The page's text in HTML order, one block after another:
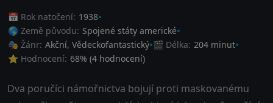
📅 Rok natočení: 1938
🌎 Země původu: Spojené státy americké
🎭 Žánr: Akční, Vědeckofantastický 🎬 Délka: 204 minut
⭐ Hodnocení: 68% (4 hodnocení)
Dva poručíci námořnictva bojují proti maskovanému